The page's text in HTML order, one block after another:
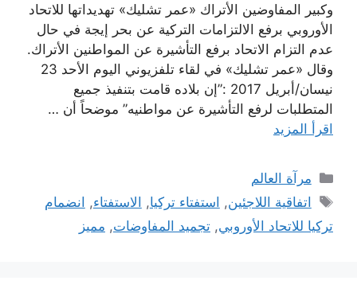
وكبير المفاوضين الأتراك «عمر تشليك» تهديداتها للاتحاد
الأوروبي برفع الالتزامات التركية عن بحر إيجة في حال
عدم التزام الاتحاد برفع التأشيرة عن المواطنين الأتراك.
وقال «عمر تشليك» في لقاء تلفزيوني اليوم الأحد 23
نيسان/أبريل 2017 :”إن بلاده قامت بتنفيذ جميع
المتطلبات لرفع التأشيرة عن مواطنيه” موضحاً أن …
اقرأ المزيد
التصنيفات
مرآة العالم
الوسوم
اتفاقية اللاجئين, استفتاء تركيا, الاستفتاء, انضمام
تركيا للاتحاد الأوروبي, تجميد المفاوضات, مميز